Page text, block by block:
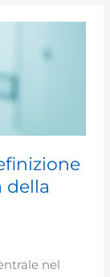
della
nel